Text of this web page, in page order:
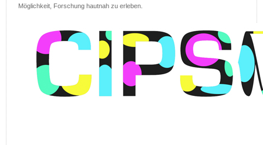
Möglichkeit, Forschung hautnah zu erleben.